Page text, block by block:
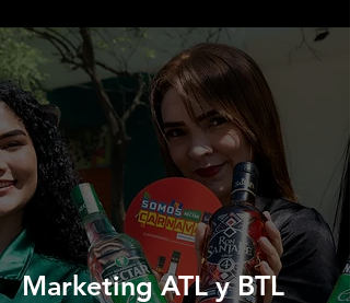
Marketing ATL y BTL